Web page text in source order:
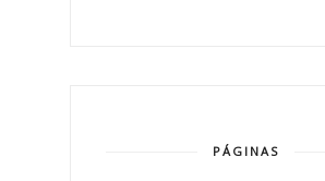
PÁGINAS